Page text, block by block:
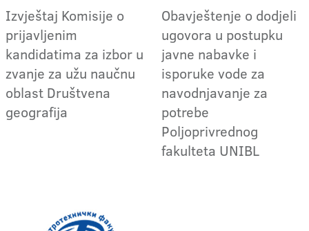
Izvještaj Komisije o
prijavljenim
kandidatima za izbor u
zvanje za užu naučnu
oblast Društvena
geografija
Obavještenje o dodjeli
ugovora u postupku
javne nabavke i
isporuke vode za
navodnjavanje za
potrebe
Poljoprivrednog
fakulteta UNIBL